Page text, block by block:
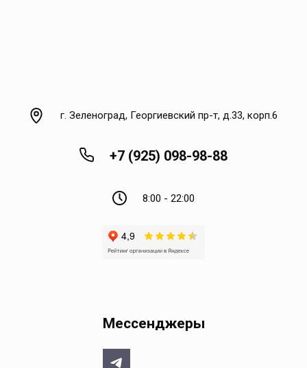
г. Зеленоград, Георгиевский пр-т, д.33, корп.6
+7 (925) 098-98-88
8:00 - 22:00
Мессенджеры